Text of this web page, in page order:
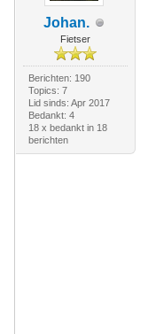
Johan.
Fietser
Berichten: 190
Topics: 7
Lid sinds: Apr 2017
Bedankt: 4
18 x bedankt in 18
berichten